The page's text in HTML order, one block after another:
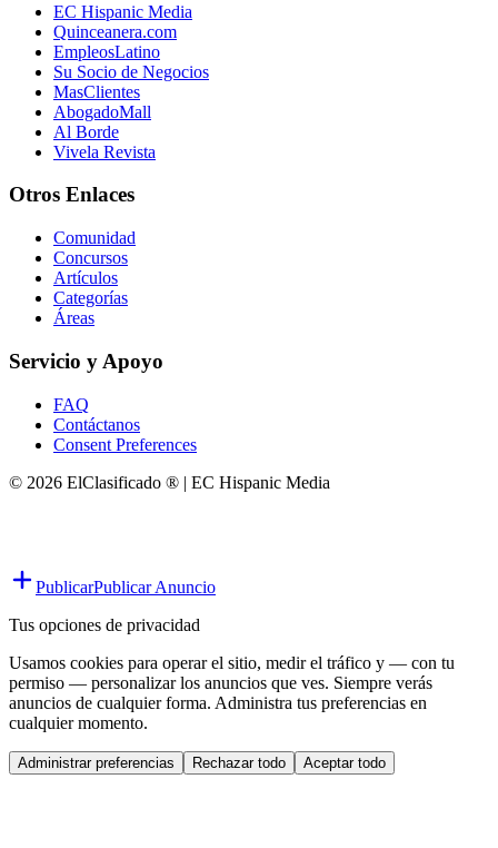
EC Hispanic Media
Quinceanera.com
EmpleosLatino
Su Socio de Negocios
MasClientes
AbogadoMall
Al Borde
Vivela Revista
Otros Enlaces
Comunidad
Concursos
Artículos
Categorías
Áreas
Servicio y Apoyo
FAQ
Contáctanos
Consent Preferences
© 2026 ElClasificado ® | EC Hispanic Media
PublicarPublicar Anuncio
Tus opciones de privacidad
Usamos cookies para operar el sitio, medir el tráfico y — con tu
permiso — personalizar los anuncios que ves. Siempre verás
anuncios de cualquier forma. Administra tus preferencias en
cualquier momento.
Administrar preferencias Rechazar todo Aceptar todo